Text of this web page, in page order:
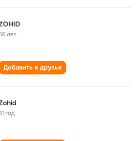
лет
Добавить в друзья
год